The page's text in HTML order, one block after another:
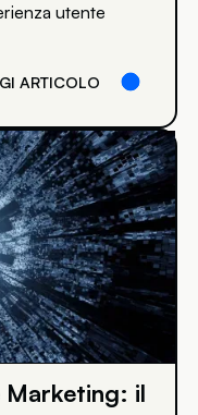
utente
ARTICOLO
Marketing: il